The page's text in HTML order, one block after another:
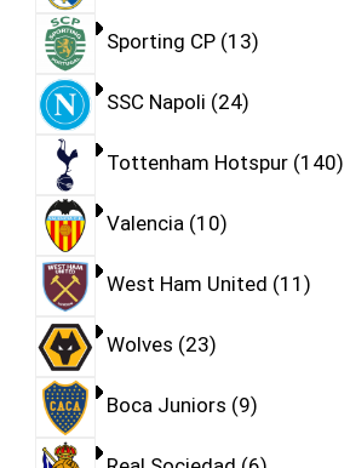
Sporting CP 13
SSC Napoli 24
Tottenham Hotspur 140
Valencia 10
West Ham United 11
Wolves 23
Boca Juniors 9